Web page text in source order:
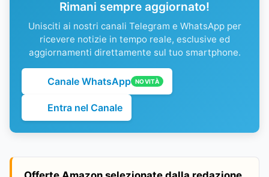
Rimani sempre aggiornato!
Unisciti ai nostri canali Telegram e WhatsApp per
ricevere notizie in tempo reale, esclusive ed
aggiornamenti direttamente sul tuo smartphone.
Canale WhatsApp NOVITÀ
Entra nel Canale